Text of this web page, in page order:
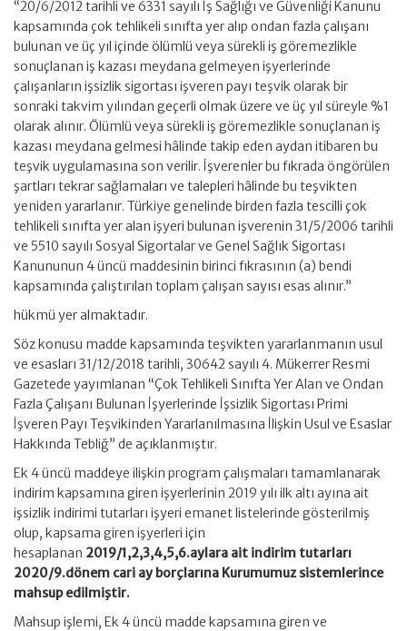
“20/6/2012 tarihli ve 6331 sayılı İş Sağlığı ve Güvenliği Kanunu
kapsamında çok tehlikeli sınıfta yer alıp ondan fazla çalışanı
bulunan ve üç yıl içinde ölümlü veya sürekli iş göremezlikle
sonuçlanan iş kazası meydana gelmeyen işyerlerinde
çalışanların işsizlik sigortası işveren payı teşvik olarak bir
sonraki takvim yılından geçerli olmak üzere ve üç yıl süreyle %1
olarak alınır. Ölümlü veya sürekli iş göremezlikle sonuçlanan iş
kazası meydana gelmesi hâlinde takip eden aydan itibaren bu
teşvik uygulamasına son verilir. İşverenler bu fıkrada öngörülen
şartları tekrar sağlamaları ve talepleri hâlinde bu teşvikten
yeniden yararlanır. Türkiye genelinde birden fazla tescilli çok
tehlikeli sınıfta yer alan işyeri bulunan işverenin 31/5/2006 tarihli
ve 5510 sayılı Sosyal Sigortalar ve Genel Sağlık Sigortası
Kanununun 4 üncü maddesinin birinci fıkrasının (a) bendi
kapsamında çalıştırılan toplam çalışan sayısı esas alınır.”
hükmü yer almaktadır.
Söz konusu madde kapsamında teşvikten yararlanmanın usul
ve esasları 31/12/2018 tarihli, 30642 sayılı 4. Mükerrer Resmi
Gazetede yayımlanan “Çok Tehlikeli Sınıfta Yer Alan ve Ondan
Fazla Çalışanı Bulunan İşyerlerinde İşsizlik Sigortası Primi
İşveren Payı Teşvikinden Yararlanılmasına İlişkin Usul ve Esaslar
Hakkında Tebliğ” de açıklanmıştır.
Ek 4 üncü maddeye ilişkin program çalışmaları tamamlanarak
indirim kapsamına giren işyerlerinin 2019 yılı ilk altı ayına ait
işsizlik indirimi tutarları işyeri emanet listelerinde gösterilmiş
olup, kapsama giren işyerleri için
hesaplanan 2019/1,2,3,4,5,6.aylara ait indirim tutarları
2020/9.dönem cari ay borçlarına Kurumumuz sistemlerince
mahsup edilmiştir.
Mahsup işlemi, Ek 4 üncü madde kapsamına giren ve